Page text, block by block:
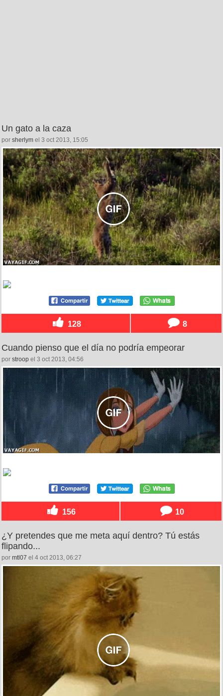
Un gato a la caza
por sherlym el 3 oct 2013, 15:05
128 8
Cuando pienso que el día no podría empeorar
por stroop el 3 oct 2013, 04:56
156 10
¿Y pretendes que me meta aquí dentro? Tú estás
flipando...
por mtl07 el 4 oct 2013, 06:27